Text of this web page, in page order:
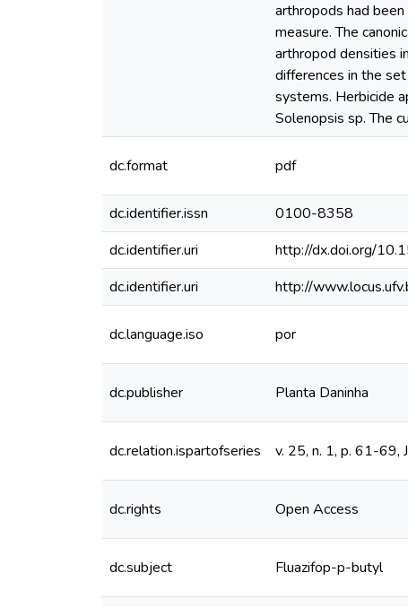
arthropods had
measure. The
arthropod densities
differences in the
systems. Herbicide
Solenopsis sp. The
dc.format pdf
dc.identifier.issn
0100-8358
dc.identifier.uri
http://dx.doi.org/
dc.identifier.uri
http://
dc.language.iso por
dc.publisher Planta Daninha
dc.relation.ispartofseries v. 25, n. 1, p. 61-69,
dc.rights Open Access
dc.subject Fluazifop-p-butyl